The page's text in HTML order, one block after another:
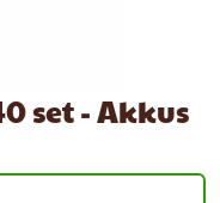
set - Akkus